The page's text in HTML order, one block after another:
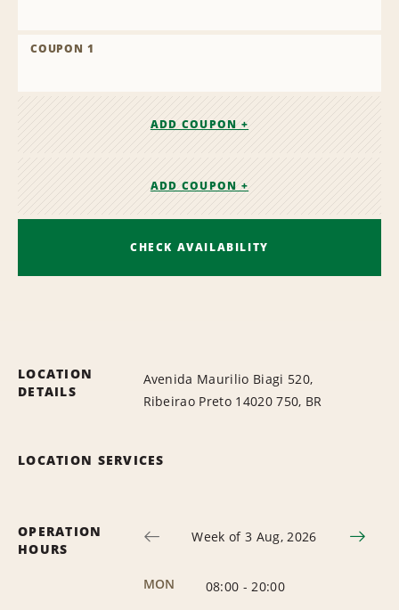
COUPON 1
ADD COUPON +
ADD COUPON +
CHECK AVAILABILITY
LOCATION
DETAILS
Avenida Maurilio Biagi 520,
Ribeirao Preto 14020 750, BR
LOCATION SERVICES
OPERATION
HOURS
Week of 3 Aug, 2026
MON 08:00 - 20:00